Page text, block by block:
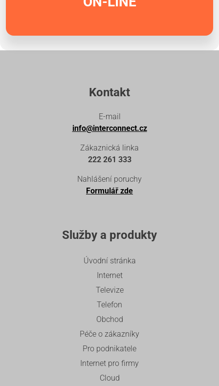
Kontakt
E-mail
info@interconnect.cz
Zákaznická linka
222 261 333
Nahlášení poruchy
Formulář zde
Služby a produkty
Úvodní stránka
Internet
Televize
Telefon
Obchod
Péče o zákazníky
Pro podnikatele
Internet pro firmy
Cloud